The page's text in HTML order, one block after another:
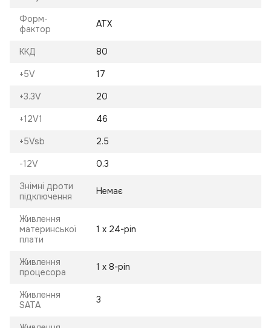
Форм-
фактор
ATX
ККД 80
+5V 17
+3.3V 20
+12V1 46
+5Vsb 2.5
-12V 0.3
Знімні дроти
підключення
Немає
Живлення
материнської
плати
1 х 24-pin
Живлення
процесора
1 х 8-pin
Живлення
SATA
3